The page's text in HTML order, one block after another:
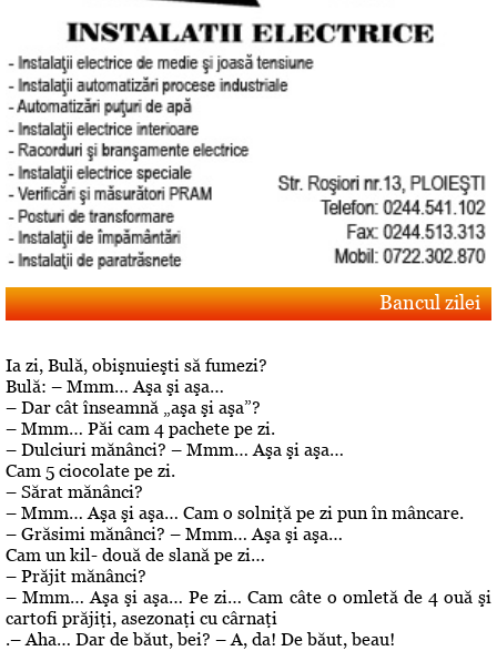
Bancul zilei
Ia zi, Bulă, obişnuieşti să fumezi?
Bulă: – Mmm… Aşa şi aşa…
– Dar cât înseamnă „aşa şi aşa”?
– Mmm… Păi cam 4 pachete pe zi.
– Dulciuri mănânci? – Mmm… Aşa şi aşa…
Cam 5 ciocolate pe zi.
– Sărat mănânci?
– Mmm… Aşa şi aşa… Cam o solniţă pe zi pun în mâncare.
– Grăsimi mănânci? – Mmm… Aşa şi aşa…
Cam un kil- două de slană pe zi…
– Prăjit mănânci?
– Mmm… Aşa şi aşa… Pe zi… Cam câte o omletă de 4 ouă şi
cartofi prăjiţi, asezonaţi cu cârnaţi
.– Aha… Dar de băut, bei? – A, da! De băut, beau!